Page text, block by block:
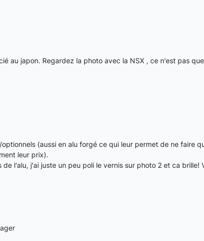
au japon. Regardez la photo avec la NSX , ce n'est pas
(aussi en alu forgé ce qui leur permet de ne faire
leur prix).
l'alu, j'ai juste un peu poli le vernis sur photo 2 et ca brille!